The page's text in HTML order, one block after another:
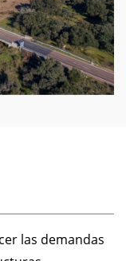
las demandas